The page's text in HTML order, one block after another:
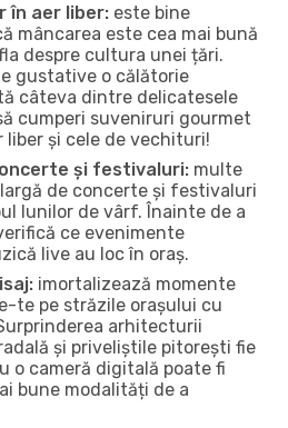
în aer liber: este bine
mâncarea este cea mai bună
despre cultura unei țări.
gustative o călătorie
câteva dintre delicatesele
cumperi suveniruri gourmet
liber și cele de vechituri!
și festivaluri: multe
de concerte și festivaluri
lunilor de vârf. Înainte de a
ce evenimente
live au loc în oraș.
imortalizează momente
te pe străzile orașului cu
arhitecturii
și priveliștile pitorești fie
o cameră digitală poate fi
bune modalități de a